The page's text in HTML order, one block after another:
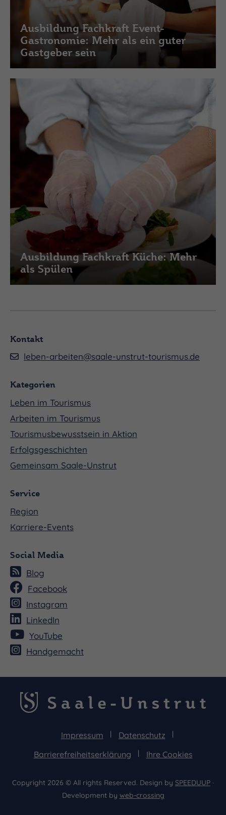
Ausbildung Fachkraft Event-
Gastronomie: Mehr als ein guter
Gastgeber sein
(c) Saale-Unstrut-Tourismus e.V.
Ausbildung Fachkraft Küche: Mehr
als Spülen
Kontakt
leben-arbeiten@saale-unstrut-tourismus.de
Kategorien
Leben im Tourismus
Arbeiten im Tourismus
Tourismusbewusstsein in Aktion
Erfolgsgeschichten
Gemeinsam Saale-Unstrut
Service
Region
Karriere-Events
Social Media
Blog
Facebook
Instagram
LinkedIn
YouTube
Handgemacht
Impressum
Datenschutz
Barrierefreiheitserklärung
Ihre Cookies
Copyright 2026 © All rights Reserved. Design by SPEEDUUP ·
Development by web-crossing